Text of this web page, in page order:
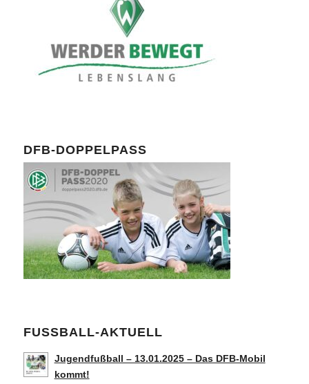
DFB-DOPPELPASS
FUSSBALL-AKTUELL
Jugendfußball – 13.01.2025 – Das DFB-Mobil
kommt!